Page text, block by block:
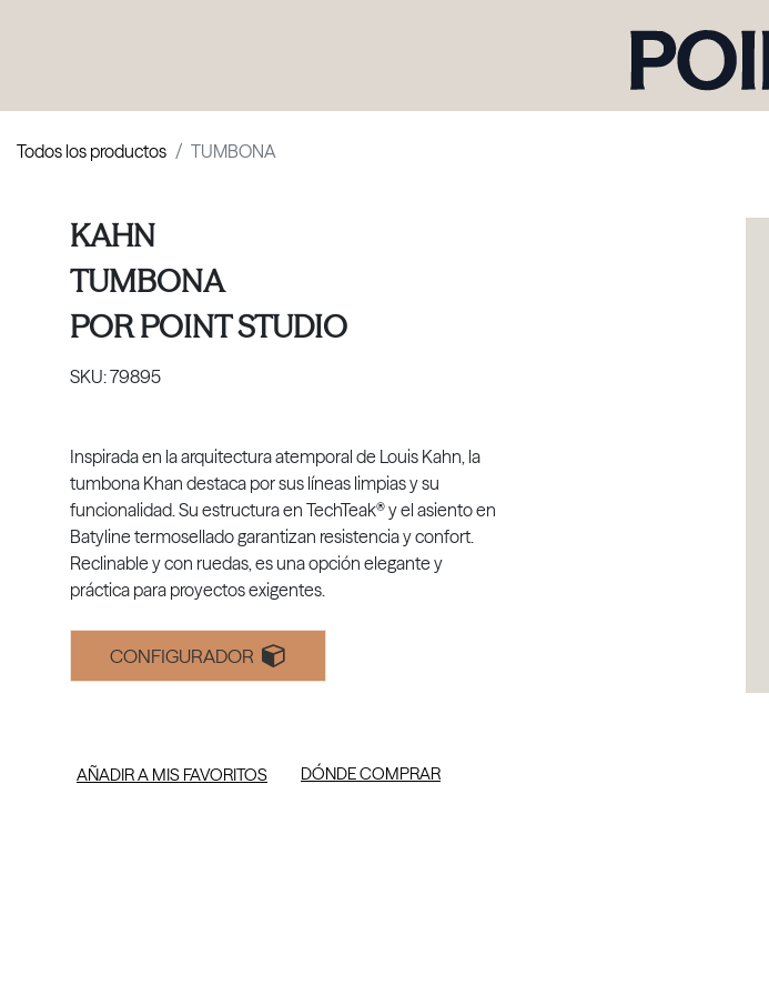
Todos los productos TUMBONA
KAHN
TUMBONA
PORPOINT STUDIO
SKU:79895
Inspirada en la arquitectura atemporal de Louis Kahn, la
tumbona Khan destaca por sus líneas limpias y su
funcionalidad. Su estructura en TechTeak® y el asiento en
Batyline termosellado garantizan resistencia y confort.
Reclinable y con ruedas, es una opción elegante y
práctica para proyectos exigentes.
CONFIGURADOR
AÑADIR A MIS FAVORITOS DÓNDE COMPRAR